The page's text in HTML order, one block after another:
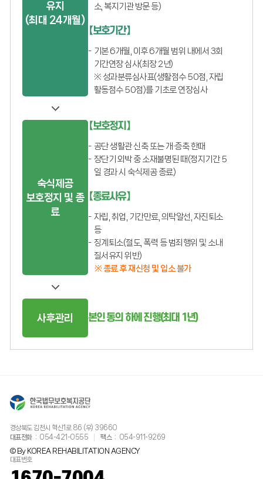
유지
(최대 24개월)
소, 복지기관 방문 등)
【보호기간】
기본 6개월, 이후 6개월 범위 내에서 3회
기간연장 심사(최장 2년)
※ 성과분류심사표(생활점수 50점, 자립
활동점수 50점)를 기초로 연장심사
숙식제공
보호정지 및 종
료
【보호정지】
공단 생활관 신축 또는 개·증축 한때
장단기 외박 중 소재불명된 때(정지기간 5
일 경과 시 숙식제공 종료)
【종료사유】
자립, 취업, 기간만료, 의탁알선, 자진퇴소
등
징계퇴소(절도, 폭력 등 범죄행위 및 소내
질서유지 위반)
※ 종료 후 재신청 및 입소 불가
사후관리 본인 동의 하에 진행(최대 1년)
경상북도 김천시 혁신1로 86 (우) 39660
대표전화
054-421-0555 팩스 054-911-9269
© By KOREA REHABILITATION AGENCY
대표번호